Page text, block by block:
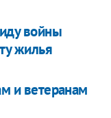
войны
жилья
и ветеранам